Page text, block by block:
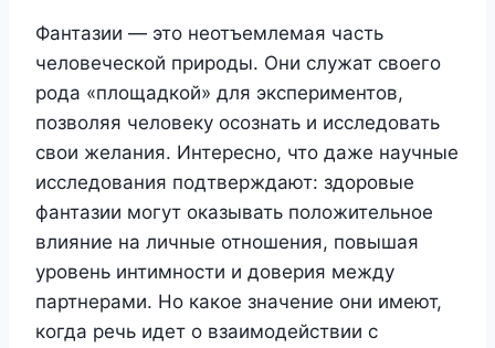
Фантазии — это неотъемлемая часть
человеческой природы. Они служат своего
рода «площадкой» для экспериментов,
позволяя человеку осознать и исследовать
свои желания. Интересно, что даже научные
исследования подтверждают: здоровые
фантазии могут оказывать положительное
влияние на личные отношения, повышая
уровень интимности и доверия между
партнерами. Но какое значение они имеют,
когда речь идет о взаимодействии с